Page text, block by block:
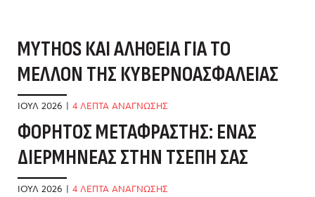
MYTHOS ΚΑΙ ΑΛΉΘΕΙΑ ΓΙΑ ΤΟ
ΜΈΛΛΟΝ ΤΗΣ ΚΥΒΕΡΝΟΑΣΦΆΛΕΙΑΣ
ΙΟΎΛ 2026 | 4 ΛΕΠΤΑ ΑΝΑΓΝΩΣΗΣ
ΦΟΡΗΤΌΣ ΜΕΤΑΦΡΑΣΤΉΣ: ΈΝΑΣ
ΔΙΕΡΜΗΝΈΑΣ ΣΤΗΝ ΤΣΈΠΗ ΣΑΣ
ΙΟΎΛ 2026 | 4 ΛΕΠΤΑ ΑΝΑΓΝΩΣΗΣ